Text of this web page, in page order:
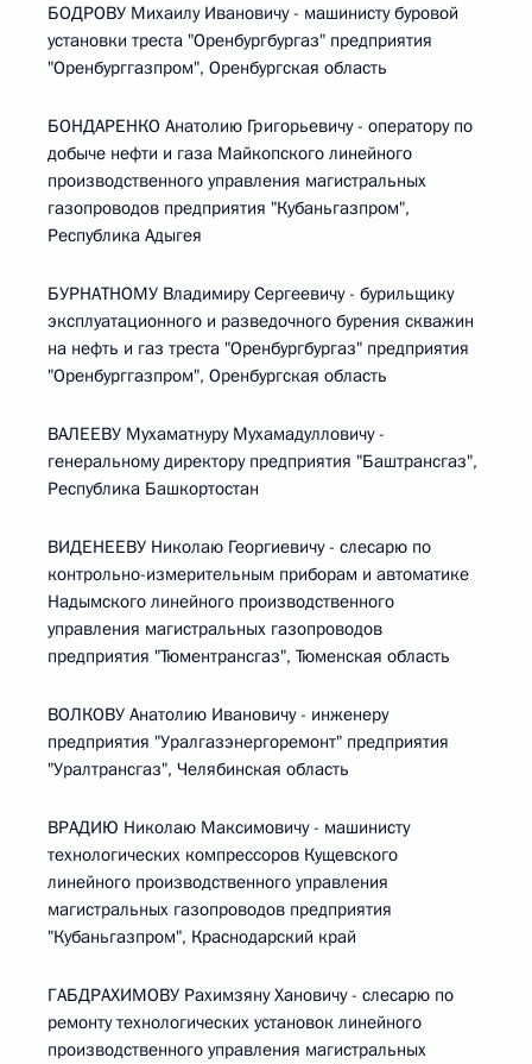
БОДРОВУ Михаилу Ивановичу - машинисту буровой
установки треста "Оренбургбургаз" предприятия
"Оренбурггазпром", Оренбургская область
БОНДАРЕНКО Анатолию Григорьевичу - оператору по
добыче нефти и газа Майкопского линейного
производственного управления магистральных
газопроводов предприятия "Кубаньгазпром",
Республика Адыгея
БУРНАТНОМУ Владимиру Сергеевичу - бурильщику
эксплуатационного и разведочного бурения скважин
на нефть и газ треста "Оренбургбургаз" предприятия
"Оренбурггазпром", Оренбургская область
ВАЛЕЕВУ Мухаматнуру Мухамадулловичу -
генеральному директору предприятия "Баштрансгаз",
Республика Башкортостан
ВИДЕНЕЕВУ Николаю Георгиевичу - слесарю по
контрольно-измерительным приборам и автоматике
Надымского линейного производственного
управления магистральных газопроводов
предприятия "Тюментрансгаз", Тюменская область
ВОЛКОВУ Анатолию Ивановичу - инженеру
предприятия "Уралгазэнергоремонт" предприятия
"Уралтрансгаз", Челябинская область
ВРАДИЮ Николаю Максимовичу - машинисту
технологических компрессоров Кущевского
линейного производственного управления
магистральных газопроводов предприятия
"Кубаньгазпром", Краснодарский край
ГАБДРАХИМОВУ Рахимзяну Хановичу - слесарю по
ремонту технологических установок линейного
производственного управления магистральных